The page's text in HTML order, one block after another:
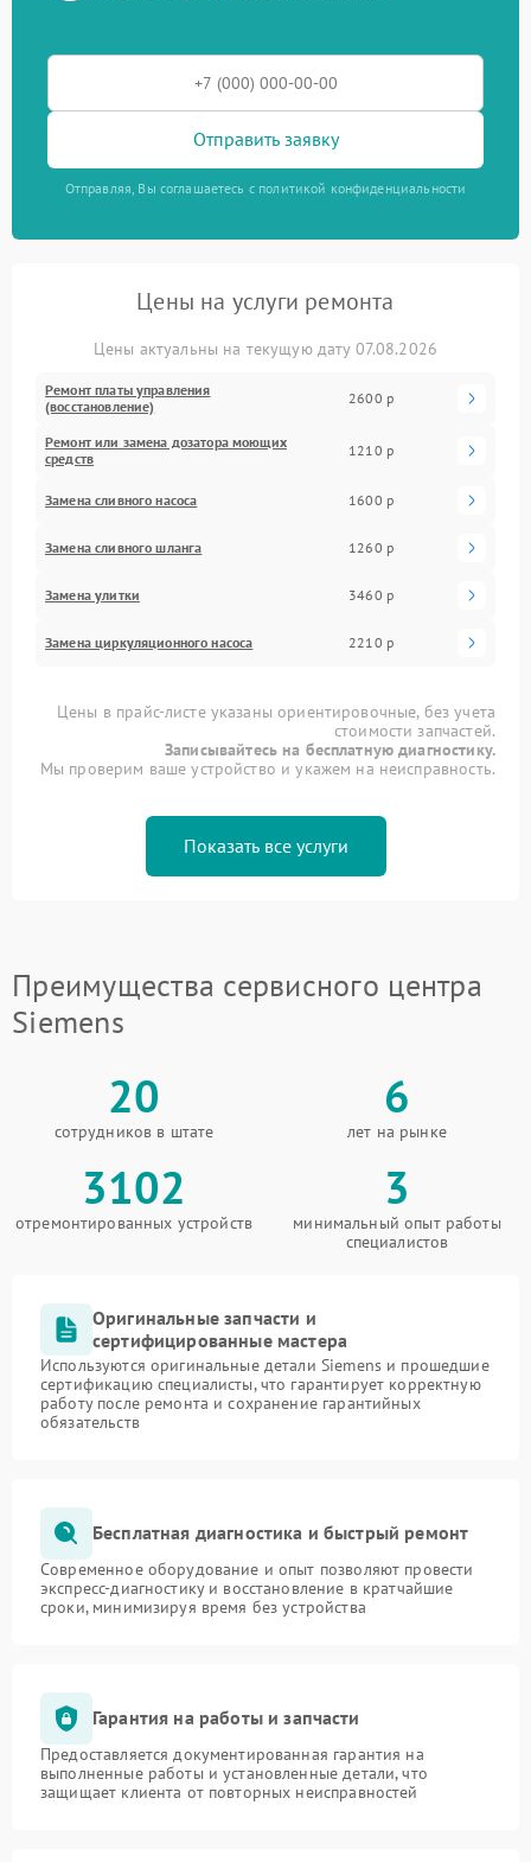
Отправить заявку
Отправляя, Вы соглашаетесь с политикой конфиденциальности
Цены на услуги ремонта
Цены актуальны на текущую дату 07.08.2026
Ремонт платы управления
(восстановление)
2600 р
Ремонт или замена дозатора моющих
средств
1210 р
Замена сливного насоса 1600 р
Замена сливного шланга 1260 р
Замена улитки 3460 р
Замена циркуляционного насоса 2210 р
Цены в прайс-листе указаны ориентировочные, без учета
стоимости запчастей.
Записывайтесь на бесплатную диагностику.
Мы проверим ваше устройство и укажем на неисправность.
Показать все услуги
Преимущества сервисного центра
Siemens
20
сотрудников в штате
6
лет на рынке
3102
отремонтированных устройств
3
минимальный опыт работы
специалистов
Оригинальные запчасти и
сертифицированные мастера
Используются оригинальные детали Siemens и прошедшие
сертификацию специалисты, что гарантирует корректную
работу после ремонта и сохранение гарантийных
обязательств
Бесплатная диагностика и быстрый ремонт
Современное оборудование и опыт позволяют провести
экспресс-диагностику и восстановление в кратчайшие
сроки, минимизируя время без устройства
Гарантия на работы и запчасти
Предоставляется документированная гарантия на
выполненные работы и установленные детали, что
защищает клиента от повторных неисправностей